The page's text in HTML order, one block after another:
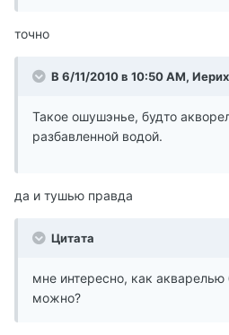
точно
В 6/11/2010 в 10:50 AM,
Такое ошушэнье, будто
разбавленной водой.
да и тушью правда
Цитата
мне интересно, как акварелью
можно?